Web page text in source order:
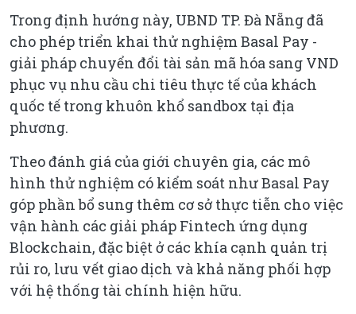
Trong định hướng này, UBND TP. Đà Nẵng đã
cho phép triển khai thử nghiệm Basal Pay -
giải pháp chuyển đổi tài sản mã hóa sang VND
phục vụ nhu cầu chi tiêu thực tế của khách
quốc tế trong khuôn khổ sandbox tại địa
phương.
Theo đánh giá của giới chuyên gia, các mô
hình thử nghiệm có kiểm soát như Basal Pay
góp phần bổ sung thêm cơ sở thực tiễn cho việc
vận hành các giải pháp Fintech ứng dụng
Blockchain, đặc biệt ở các khía cạnh quản trị
rủi ro, lưu vết giao dịch và khả năng phối hợp
với hệ thống tài chính hiện hữu.